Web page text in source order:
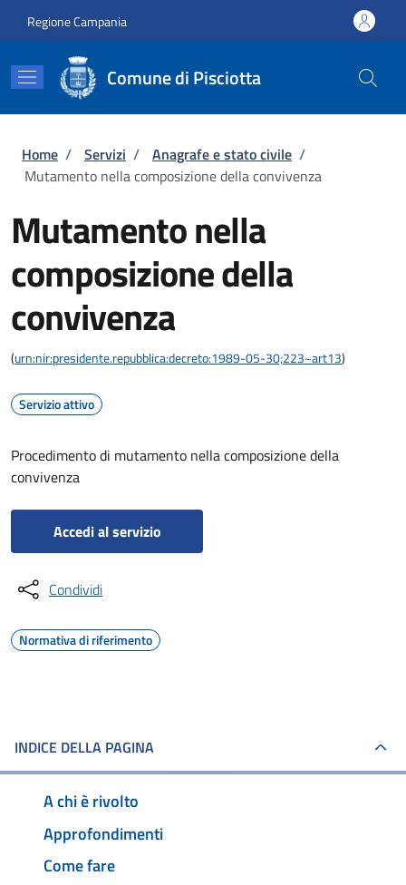
Regione Campania
Comune di Pisciotta
Briciole di pane
Home / Servizi / Anagrafe e stato civile /
Mutamento nella composizione della convivenza
Mutamento nella
composizione della
convivenza
(urn:nir:presidente.repubblica:decreto:1989-05-30;223~art13)
Servizio attivo
Procedimento di mutamento nella composizione della
convivenza
Accedi al servizio
Condividi
Normativa di riferimento
INDICE DELLA PAGINA
A chi è rivolto
Approfondimenti
Come fare